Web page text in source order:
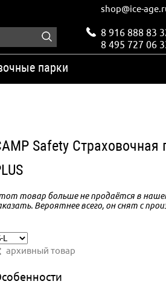
shop@ice-
8 916 888 83
8 495 727 06
парки
Safety Страховочная
товар больше не продаётся в нашем
Вероятнее всего, он снят с
архивный товар